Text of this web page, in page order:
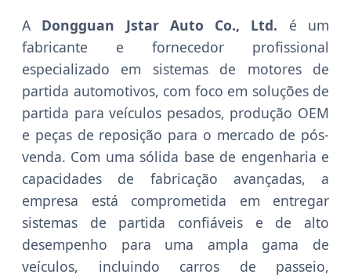
A Dongguan Jstar Auto Co., Ltd. é um
fabricante e fornecedor profissional
especializado em sistemas de motores de
partida automotivos, com foco em soluções de
partida para veículos pesados, produção OEM
e peças de reposição para o mercado de pós-
venda. Com uma sólida base de engenharia e
capacidades de fabricação avançadas, a
empresa está comprometida em entregar
sistemas de partida confiáveis e de alto
desempenho para uma ampla gama de
veículos, incluindo carros de passeio,